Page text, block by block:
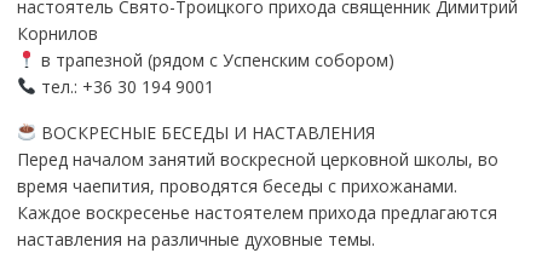
настоятель Свято-Троицкого прихода священник Димитрий
Корнилов
в трапезной (рядом с Успенским собором)
тел.: +36 30 194 9001
ВОСКРЕСНЫЕ БЕСЕДЫ И НАСТАВЛЕНИЯ
Перед началом занятий воскресной церковной школы, во
время чаепития, проводятся беседы с прихожанами.
Каждое воскресенье настоятелем прихода предлагаются
наставления на различные духовные темы.